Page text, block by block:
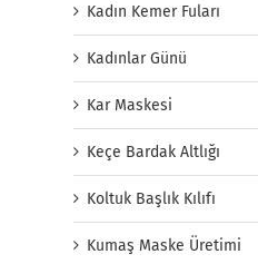
Kadın Kemer Fuları
Kadınlar Günü
Kar Maskesi
Keçe Bardak Altlığı
Koltuk Başlık Kılıfı
Kumaş Maske Üretimi